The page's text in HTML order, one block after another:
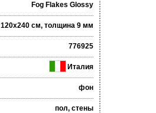
Fog Flakes Glossy
120x240 см, толщина 9 мм
776925
Италия
фон
пол, стены